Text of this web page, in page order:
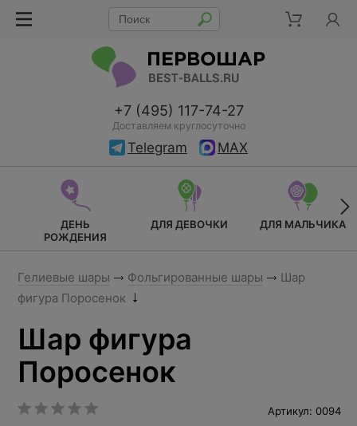
+7 (495) 117-74-27
Доставляем круглосуточно
Telegram MAX
ДЕНЬ
РОЖДЕНИЯ
ДЛЯ ДЕВОЧКИ ДЛЯ МАЛЬЧИКА
Гелиевые шары Фольгированные шары
Шар
фигура Поросенок
Шар фигура
Поросенок
Артикул: 0094